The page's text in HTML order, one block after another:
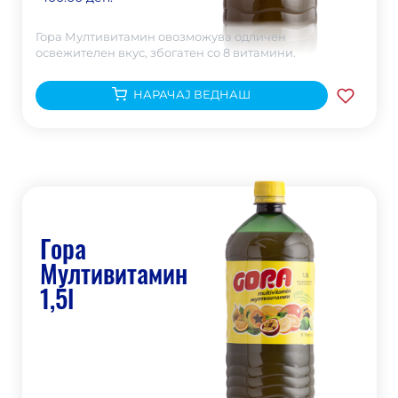
Гора Мултивитамин овозможува одличен
освежителен вкус, збогатен со 8 витамини.
НАРАЧАЈ ВЕДНАШ
Гора
Мултивитамин
1,5l